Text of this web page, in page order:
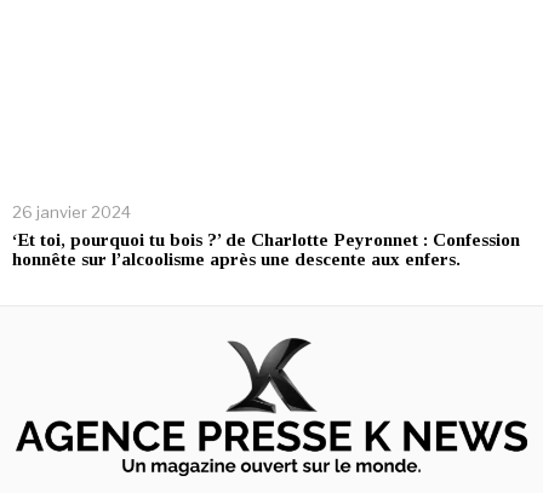
26 janvier 2024
‘Et toi, pourquoi tu bois ?’ de Charlotte Peyronnet : Confession
honnête sur l’alcoolisme après une descente aux enfers.